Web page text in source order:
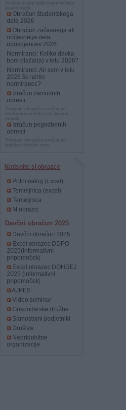
Fizična oseba odda nepremičnino
pravni osebi.
Obračun študentskega
dela 2026
Obračun začasnega ali
občasnega dela
upokojencev 2026
Normiranci: Koliko davka
bom plačal(a) v letu 2026?
Normiranci: Ali sem v letu
2026 še lahko
normiranec?
Izračun zamudnih
obresti
Program omogoča izračun po
konformni metodi in po linearni
metodi.
Izračun pogodbenih
obresti
Program omogoča izračun po
poljubni obrestni meri.
Natisnite si obrazce
Potni nalog (Excel)
Temeljnica (excel)
Temeljnica
M obrazci
Davčni obračun 2025
Davčni obračun 2025
Excel obrazec DDPO
2025(informativni
pripomoček)
Excel obrazec DOHDEJ
2025 (informativni
pripomoček)
AJPES
Video seminar
Gospodarske družbe
Samostojni podjetniki
Društva
Nepridobitne
organizacije